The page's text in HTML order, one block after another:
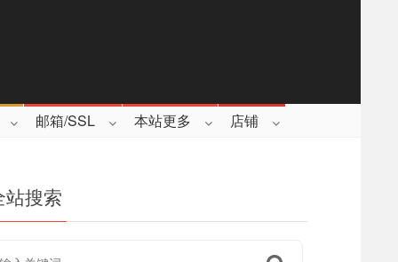
邮箱/SSL 本站更多 店铺
站搜索